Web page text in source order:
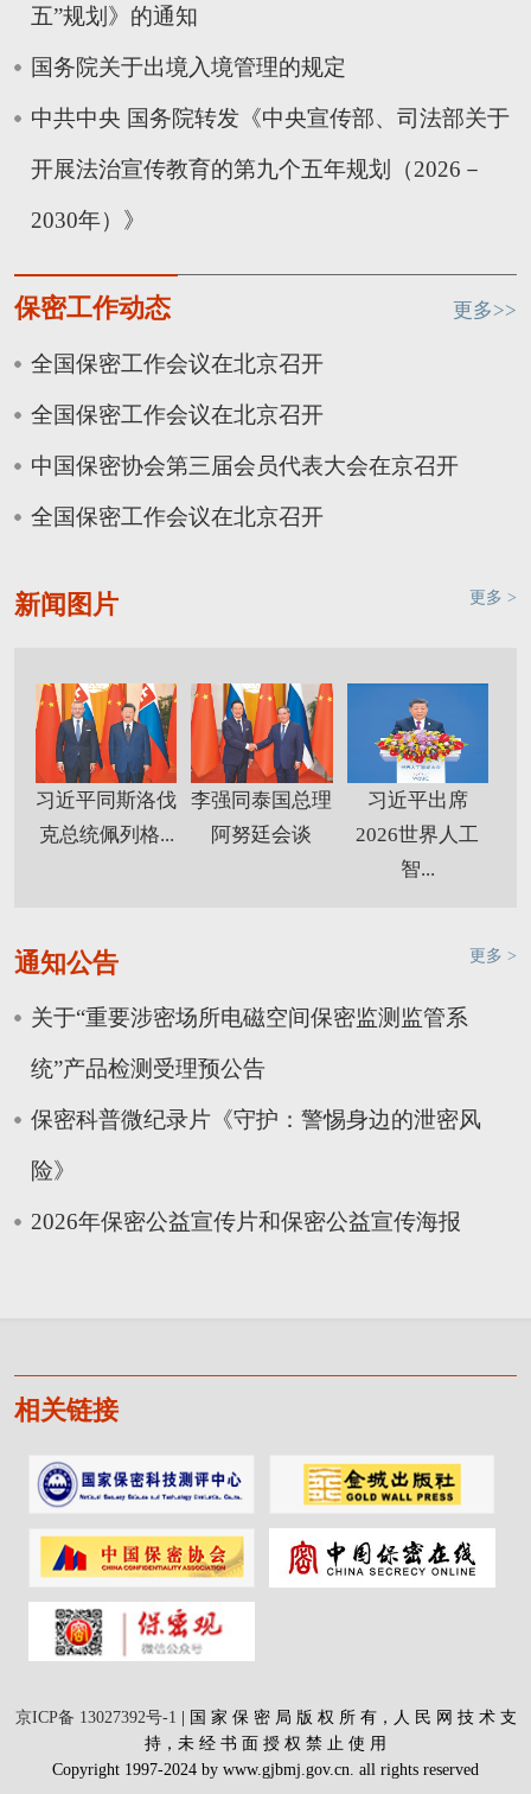
五”规划》的通知
国务院关于出境入境管理的规定
中共中央 国务院转发《中央宣传部、司法部关于
开展法治宣传教育的第九个五年规划（2026－
2030年）》
保密工作动态 更多>>
全国保密工作会议在北京召开
全国保密工作会议在北京召开
中国保密协会第三届会员代表大会在京召开
全国保密工作会议在北京召开
新闻图片 更多 >
习近平同斯洛伐
克总统佩列格...
李强同泰国总理
阿努廷会谈
习近平出席
2026世界人工
智...
通知公告 更多 >
关于“重要涉密场所电磁空间保密监测监管系
统”产品检测受理预公告
保密科普微纪录片《守护：警惕身边的泄密风
险》
2026年保密公益宣传片和保密公益宣传海报
相关链接
京ICP备 13027392号-1 | 国 家 保 密 局 版 权 所 有，人 民 网 技 术 支
持，未 经 书 面 授 权 禁 止 使 用
Copyright 1997-2024 by www.gjbmj.gov.cn. all rights reserved